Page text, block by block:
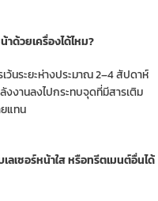
ด้วยเครื่องได้ไหม?
ว้นระยะห่างประมาณ 2–4 สัปดาห์
งานลงไปกระทบจุดที่มีสารเติม
แทน
เซอร์หน้าใส หรือทรีตเมนต์อื่นได้